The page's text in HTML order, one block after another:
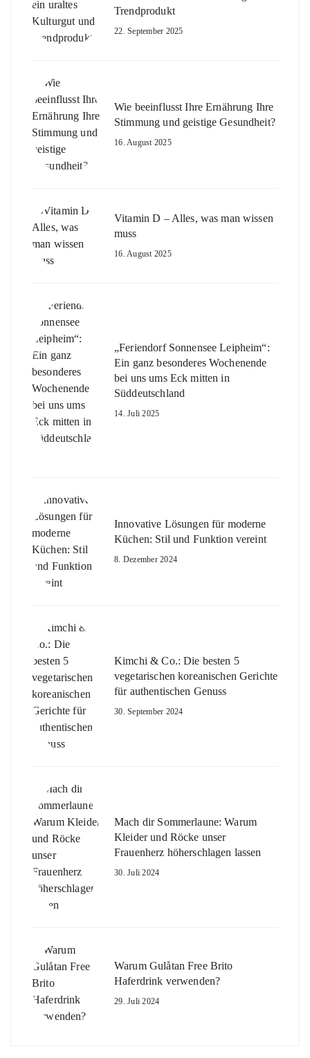
Trendprodukt
22. September 2025
Wie beeinflusst Ihre Ernährung Ihre
Stimmung und geistige Gesundheit?
16. August 2025
Vitamin D – Alles, was man wissen
muss
16. August 2025
„Feriendorf Sonnensee Leipheim“:
Ein ganz besonderes Wochenende
bei uns ums Eck mitten in
Süddeutschland
14. Juli 2025
Innovative Lösungen für moderne
Küchen: Stil und Funktion vereint
8. Dezember 2024
Kimchi & Co.: Die besten 5
vegetarischen koreanischen Gerichte
für authentischen Genuss
30. September 2024
Mach dir Sommerlaune: Warum
Kleider und Röcke unser
Frauenherz höherschlagen lassen
30. Juli 2024
Warum Gulåtan Free Brito
Haferdrink verwenden?
29. Juli 2024